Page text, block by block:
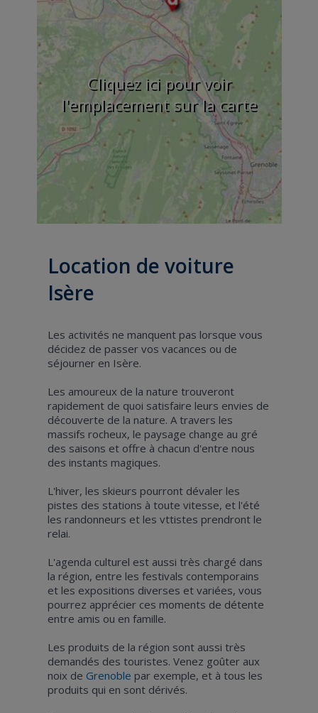
Cliquez ici pour voir
l'emplacement sur la carte
Location de voiture
Isère
Les activités ne manquent pas lorsque vous
décidez de passer vos vacances ou de
séjourner en Isère.
Les amoureux de la nature trouveront
rapidement de quoi satisfaire leurs envies de
découverte de la nature. A travers les
massifs rocheux, le paysage change au gré
des saisons et offre à chacun d'entre nous
des instants magiques.
L'hiver, les skieurs pourront dévaler les
pistes des stations à toute vitesse, et l'été
les randonneurs et les vttistes prendront le
relai.
L'agenda culturel est aussi très chargé dans
la région, entre les festivals contemporains
et les expositions diverses et variées, vous
pourrez apprécier ces moments de détente
entre amis ou en famille.
Les produits de la région sont aussi très
demandés des touristes. Venez goûter aux
noix de Grenoble par exemple, et à tous les
produits qui en sont dérivés.